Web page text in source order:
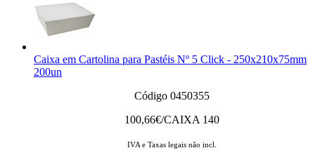
Caixa em Cartolina para Pastéis Nº 5 Click - 250x210x75mm
200un
Código 0450355
100,66€/CAIXA 140
IVA e Taxas legais não incl.